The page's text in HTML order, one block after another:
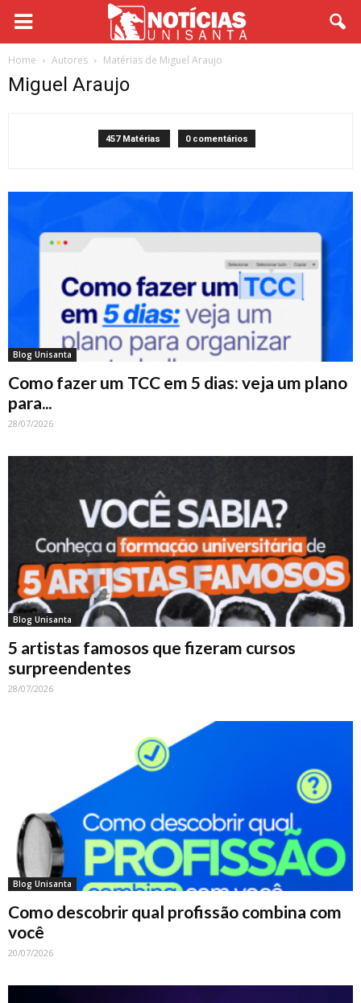
Home Autores Matérias de Miguel Araujo
Miguel Araujo
457 Matérias 0 comentários
Blog Unisanta
Como fazer um TCC em 5 dias: veja um plano
para...
28/07/2026
Blog Unisanta
5 artistas famosos que fizeram cursos
surpreendentes
28/07/2026
Blog Unisanta
Como descobrir qual profissão combina com
você
20/07/2026